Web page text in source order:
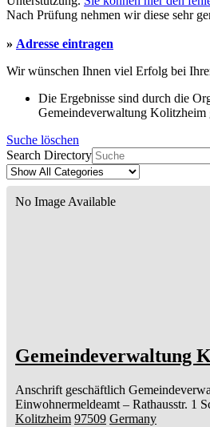
Nach Prüfung nehmen wir diese sehr
» Adresse eintragen
Wir wünschen Ihnen viel Erfolg bei
Die Ergebnisse sind durch die
Gemeindeverwaltung Kolitzheim
Suche löschen
Search Directory
No Image Available
Gemeindeverwaltung
Anschrift geschäftlich
Einwohnermeldeamt – Rathausstr. 1
Kolitzheim 97509 Germany